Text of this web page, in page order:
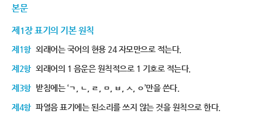
본문
제1장 표기의 기본 원칙
제1항 외래어는 국어의 현용 24 자모만으로 적는다.
제2항 외래어의 1 음운은 원칙적으로 1 기호로 적는다.
제3항 받침에는 ‘ㄱ, ㄴ, ㄹ, ㅁ, ㅂ, ㅅ, ㅇ’만을 쓴다.
제4항 파열음 표기에는 된소리를 쓰지 않는 것을 원칙으로 한다.